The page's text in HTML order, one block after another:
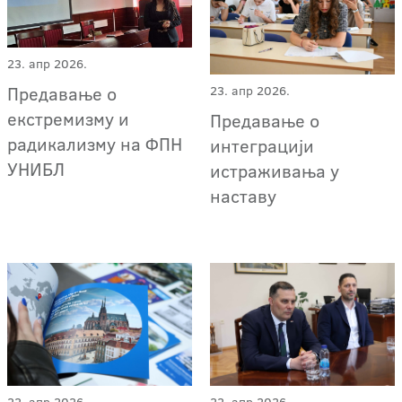
23. апр 2026.
Предавање о
екстремизму и
радикализму на ФПН
УНИБЛ
23. апр 2026.
Предавање о
интеграцији
истраживања у
наставу